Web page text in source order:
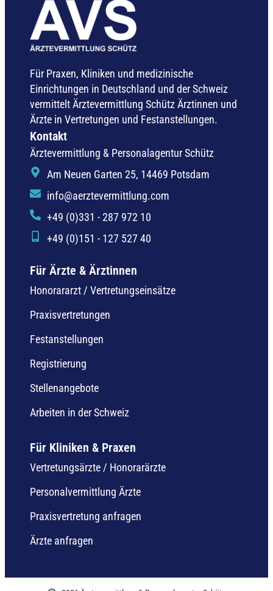
Für Praxen, Kliniken und medizinische
Einrichtungen in Deutschland und der Schweiz
vermittelt Ärztevermittlung Schütz Ärztinnen und
Ärzte in Vertretungen und Festanstellungen.
Für Ärzte & Ärztinnen
Honorararzt / Vertretungseinsätze
Praxisvertretungen
Festanstellungen
Registrierung
Stellenangebote
Arbeiten in der Schweiz
Für Kliniken & Praxen
Vertretungsärzte / Honorarärzte
Personalvermittlung Ärzte
Praxisvertretung anfragen
Ärzte anfragen
Kontakt
Ärztevermittlung & Personalagentur Schütz
Am Neuen Garten 25, 14469 Potsdam
info@aerztevermittlung.com
+49 (0)331 - 287 972 10
+49 (0)151 - 127 527 40